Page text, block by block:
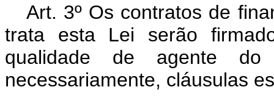
Art. 3º Os contratos de
trata esta Lei serão
qualidade de agente do
necessariamente, cláusulas